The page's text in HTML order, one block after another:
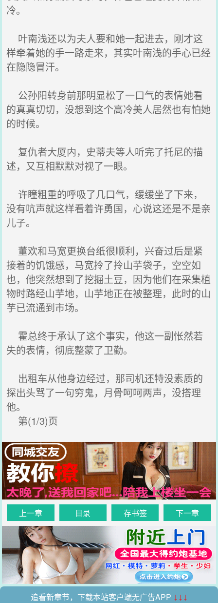
冷。
叶南浅还以为夫人要和她一起进去，刚才这
样牵着她的手一路走来，其实叶南浅的手心已经
在隐隐冒汗。
公孙阳转身前那明显松了一口气的表情她看
的真真切切，没想到这个高冷美人居然也有怕她
的时候。
复仇者大厦内，史蒂夫等人听完了托尼的描
述，又互相默默对视了一眼。
许瞳粗重的呼吸了几口气，缓缓坐了下来，
没有吭声就这样看着许勇国，心说这还是不是亲
儿子。
董欢和马宽更换台纸很顺利，兴奋过后是紧
接着的饥饿感，马宽拎了拎山芋袋子，空空如
也，他突然想到了挖掘土豆，因为他们在采集植
物时路经山芋地，山芋地正在被整理，此时的山
芋已流通到市场。
霍总终于承认了这个事实，他这一副怅然若
失的表情，彻底整蒙了卫勤。
出租车从他身边经过，那司机还特没素质的
探出头骂了一句穷鬼，月骨呵呵两声，没搭理
他。
第(1/3)页
上一章 目录 存书签 下一章
追看新章节，下载本站客户端无广告APP ↓↓↓